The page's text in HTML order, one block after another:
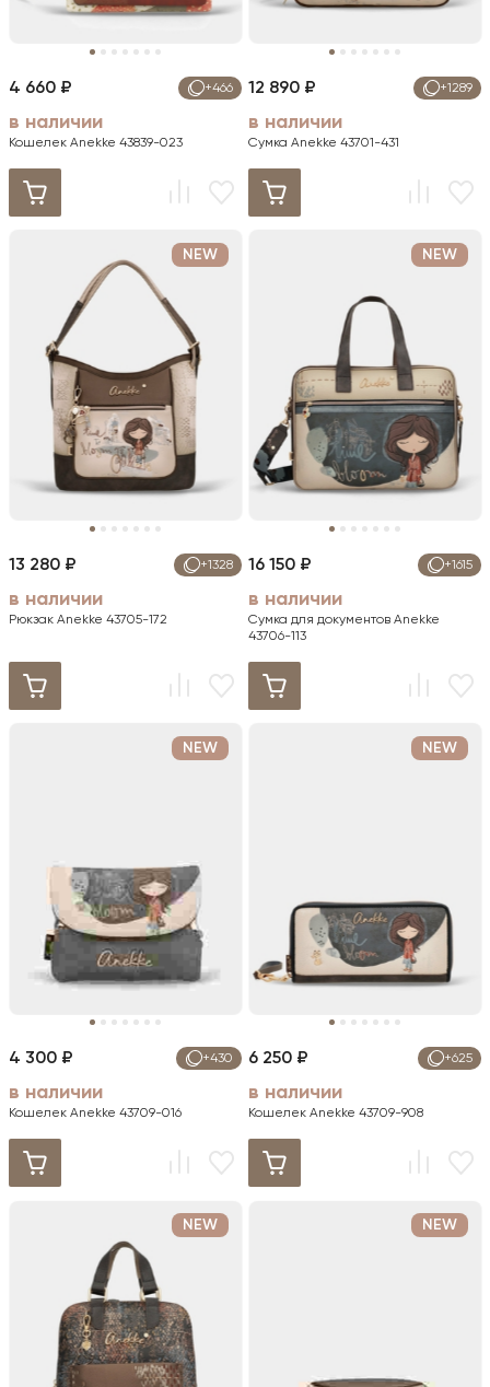
+466
4 660 ₽
в наличии
Кошелек Anekke 43839-023
+1289
12 890 ₽
в наличии
Сумка Anekke 43701-431
NEW
+1328
13 280 ₽
в наличии
Рюкзак Anekke 43705-172
NEW
+1615
16 150 ₽
в наличии
Сумка для документов Anekke
43706-113
NEW
+430
4 300 ₽
в наличии
Кошелек Anekke 43709-016
NEW
+625
6 250 ₽
в наличии
Кошелек Anekke 43709-908
NEW NEW